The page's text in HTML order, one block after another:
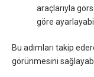
araçlarıyla
göre
Bu adımları takip
görünmesini